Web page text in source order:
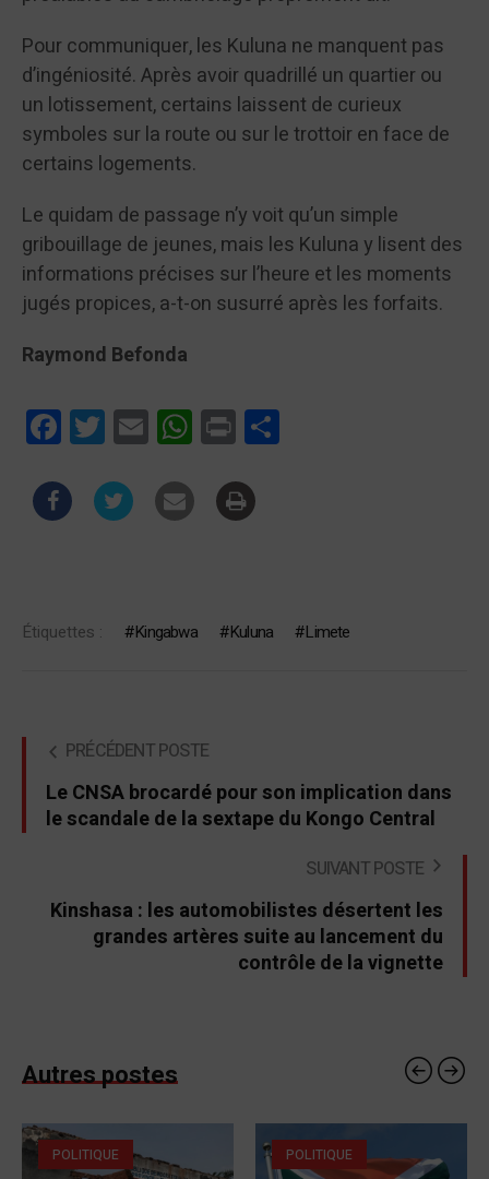
Pour communiquer, les Kuluna ne manquent pas
d’ingéniosité. Après avoir quadrillé un quartier ou
un lotissement, certains laissent de curieux
symboles sur la route ou sur le trottoir en face de
certains logements.
Le quidam de passage n’y voit qu’un simple
gribouillage de jeunes, mais les Kuluna y lisent des
informations précises sur l’heure et les moments
jugés propices, a-t-on susurré après les forfaits.
Raymond Befonda
FacebookTwitterEmail WhatsApp
Print
Étiquettes : Kingabwa Kuluna Limete
PRÉCÉDENT POSTE
Le CNSA brocardé pour son implication dans
le scandale de la sextape du Kongo Central
SUIVANT POSTE
Kinshasa : les automobilistes désertent les
grandes artères suite au lancement du
contrôle de la vignette
Autres postes
POLITIQUE POLITIQUE